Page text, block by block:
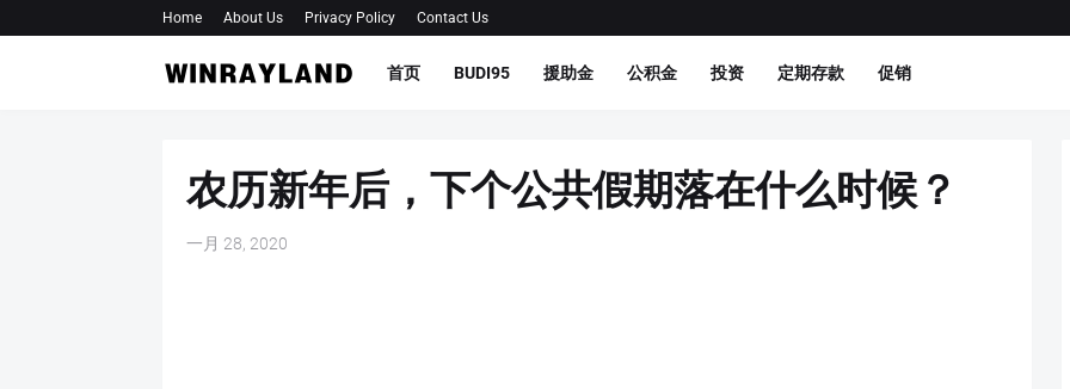
Home About Us Privacy Policy Contact Us
首页 BUDI95 援助金 公积金 投资 定期存款 促销
农历新年后，下个公共假期落在什么时候？
一月 28, 2020